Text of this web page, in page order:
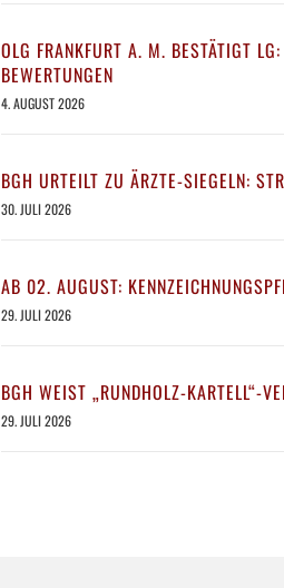
OLG FRANKFURT A. M. BESTÄTIGT
BEWERTUNGEN
4. AUGUST 2026
BGH URTEILT ZU ÄRZTE-SIEGELN:
30. JULI 2026
AB 02. AUGUST:
29. JULI 2026
BGH WEIST „RUNDHOLZ-KARTELL“-
29. JULI 2026